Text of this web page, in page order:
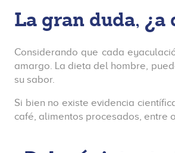
La gran duda, ¿a
Considerando que cada
amargo. La dieta del hombre,
su sabor.
Si bien no existe evidencia
café, alimentos procesados, entre